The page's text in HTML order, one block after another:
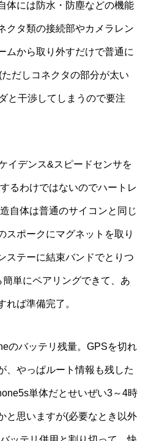
体には防水・防塵などの機能
クタ類の接続部やカメラレン
ムから取り外すだけで普通に
だしコネクタの部分が太い
と干渉してしまうので要注
イデンス&スピードセンサを
るわけではないのでハートレ
自体は普通のサイコンと同じ
スポークにマグネットを取り
ステーに結束バンドでとりつ
単にペアリングできて、あ
れば準備完了。
のバッテリ残量。GPSを切れ
、やっぱルート情報も残した
単体だとせいぜい3～4時
と思いますが(必要なとき以外